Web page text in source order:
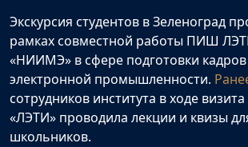
Экскурсия студентов в Зеленоград
рамках совместной работы ПИШ
«НИИМЭ» в сфере подготовки кадров
электронной промышленности.
сотрудников института в ходе
«ЛЭТИ» проводила лекции и квизы
школьников.